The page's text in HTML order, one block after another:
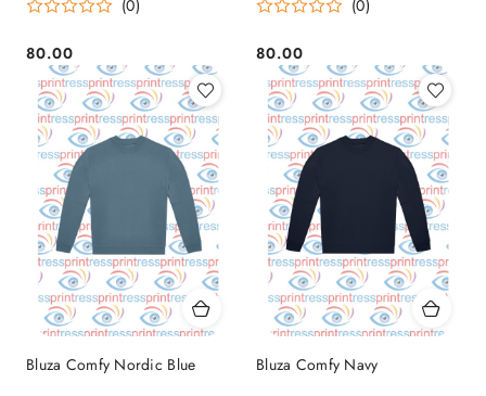
(0)
Cena:
80.00
(0)
Cena:
80.00
Bluza Comfy Nordic Blue Bluza Comfy Navy